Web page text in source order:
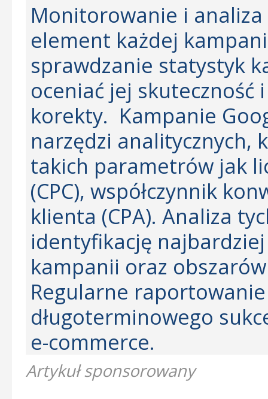
Monitorowanie i analiza
element każdej
sprawdzanie statystyk
oceniać jej skuteczność
korekty. Kampanie
narzędzi analitycznych,
takich parametrów jak
(CPC), współczynnik
klienta (CPA). Analiza
identyfikację
kampanii oraz
Regularne
długoterminowego
e-commerce.
Artykuł sponsorowany